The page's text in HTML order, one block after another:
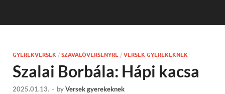
GYEREKVERSEK / SZAVALÓVERSENYRE / VERSEK GYEREKEKNEK
Szalai Borbála: Hápi kacsa
2025.01.13. - byVersek gyerekeknek